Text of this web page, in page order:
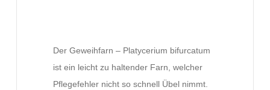
Der Geweihfarn – Platycerium bifurcatum
ist ein leicht zu haltender Farn, welcher
Pflegefehler nicht so schnell Übel nimmt.